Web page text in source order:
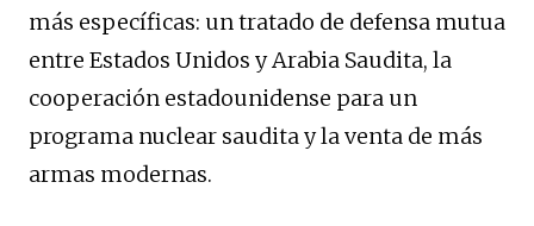
más específicas: un tratado de defensa mutua
entre Estados Unidos y Arabia Saudita, la
cooperación estadounidense para un
programa nuclear saudita y la venta de más
armas modernas.